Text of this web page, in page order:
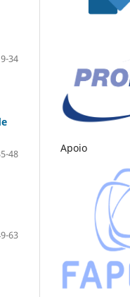
34
48
63
Apoio